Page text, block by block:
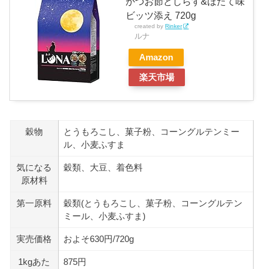
ビッツ添え 720g
created byRinker
ルナ
Amazon
楽天市場
穀物
とうもろこし、菓子粉、コーングルテンミー
ル、小麦ふすま
気になる
原材料
穀類、大豆、着色料
第一原料
穀類(とうもろこし、菓子粉、コーングルテン
ミール、小麦ふすま)
実売価格 およそ630円/720g
1kgあた
875円